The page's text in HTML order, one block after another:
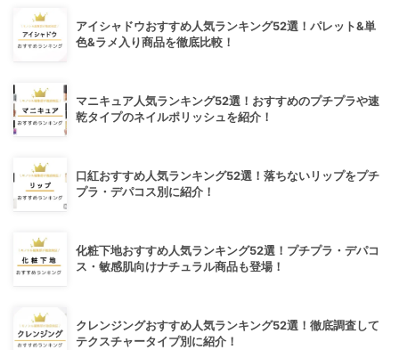
アイシャドウおすすめ人気ランキング52選！パレット&単
色&ラメ入り商品を徹底比較！
マニキュア人気ランキング52選！おすすめのプチプラや速
乾タイプのネイルポリッシュを紹介！
口紅おすすめ人気ランキング52選！落ちないリップをプチ
プラ・デパコス別に紹介！
化粧下地おすすめ人気ランキング52選！プチプラ・デパコ
ス・敏感肌向けナチュラル商品も登場！
クレンジングおすすめ人気ランキング52選！徹底調査して
テクスチャータイプ別に紹介！